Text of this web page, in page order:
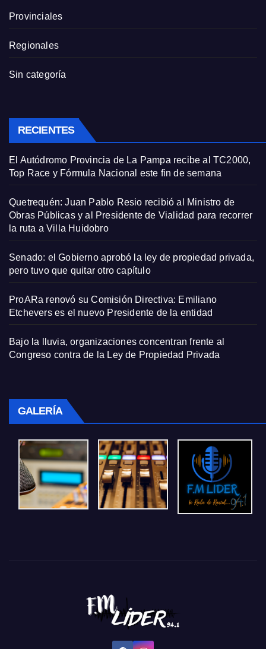
Provinciales
Regionales
Sin categoría
RECIENTES
El Autódromo Provincia de La Pampa recibe al TC2000,
Top Race y Fórmula Nacional este fin de semana
Quetrequén: Juan Pablo Resio recibió al Ministro de
Obras Públicas y al Presidente de Vialidad para recorrer
la ruta a Villa Huidobro
Senado: el Gobierno aprobó la ley de propiedad privada,
pero tuvo que quitar otro capítulo
ProARa renovó su Comisión Directiva: Emiliano
Etchevers es el nuevo Presidente de la entidad
Bajo la lluvia, organizaciones concentran frente al
Congreso contra de la Ley de Propiedad Privada
GALERÍA